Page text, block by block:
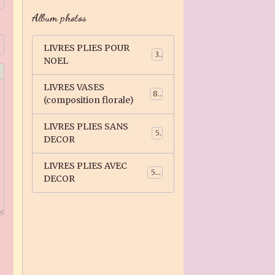
Album photos
LIVRES PLIES POUR
NOEL
3
LIVRES VASES
(composition florale)
81
LIVRES PLIES SANS
DECOR
5
LIVRES PLIES AVEC
DECOR
59